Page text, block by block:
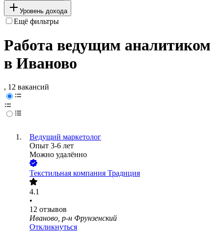
Уровень дохода
Ещё фильтры
Работа ведущим аналитиком
в Иваново
, 12 вакансий
Ведущий маркетолог
Опыт 3-6 лет
Можно удалённо
Текстильная компания Традиция
4.1
•
12 отзывов
Иваново, р-н Фрунзенский
Откликнуться